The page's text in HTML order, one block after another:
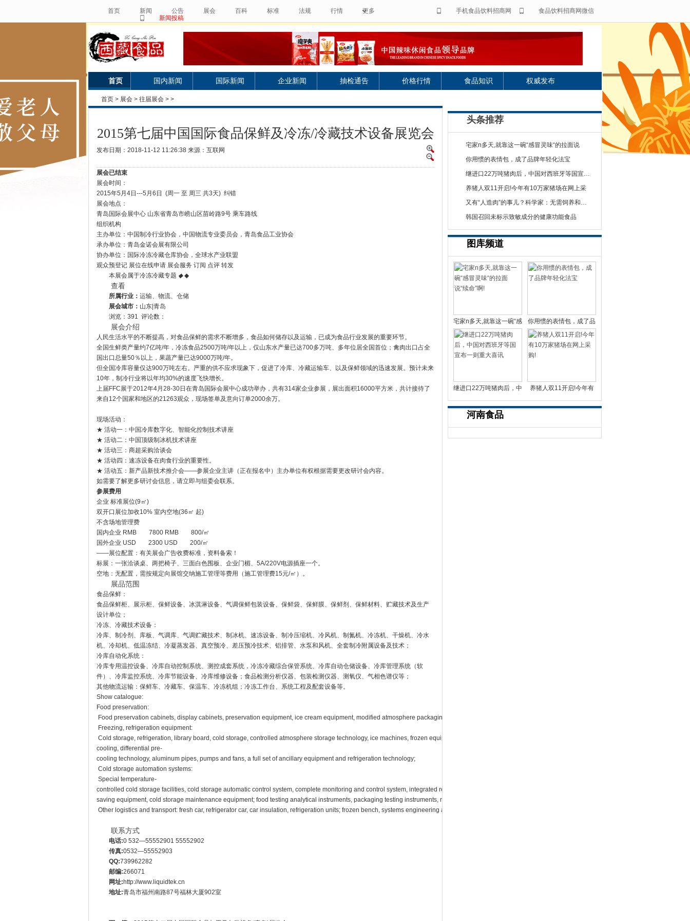
首页 新闻 公告 展会 百科 标准 法规 行情 更多 手机食品饮料招商网
食品饮料招商网微信
新闻投稿
首页 国内新闻 国际新闻 企业新闻 抽检通告 价格行情 食品知识 权威发布
首页 > 展会 > 往届展会 > >
2015第七届中国国际食品保鲜及冷冻/冷藏技术设备展览会
发布日期：2018-11-12 11:26:38 来源：互联网
展会已结束
展会时间：
2015年5月4日---5月6日 (周一 至 周三 共3天) 纠错
展会地点：
青岛国际会展中心 山东省青岛市崂山区苗岭路9号 乘车路线
组织机构
主办单位：中国制冷行业协会，中国物流专业委员会，青岛食品工业协会
承办单位：青岛金诺会展有限公司
协办单位：国际冷冻冷藏仓库协会，全球水产业联盟
观众预登记 展位在线申请 展会服务 订阅 点评 转发
本展会属于冷冻冷藏专题 ◆◆
查看
所属行业： 运输、物流、仓储
展会城市： 山东|青岛
浏览：391 评论数：
展会介绍
人民生活水平的不断提高，对食品保鲜的需求不断增多，食品如何储存以及运输，已成为食品行业发展的重要环节。
全国生鲜类产量约7亿吨/年，冷冻食品2500万吨/年以上，仅山东水产量已达700多万吨、多年位居全国首位；禽肉出口占全
国出口总量50％以上，果蔬产量已达9000万吨/年。
但全国冷库容量仅达900万吨左右。严重的供不应求现象下，促进了冷库、冷藏运输车、以及保鲜领域的迅速发展。预计未来
10年，制冷行业将以年均30%的速度飞快增长。
上届FFC展于2012年4月28-30日在青岛国际会展中心成功举办，共有314家企业参展，展出面积16000平方米，共计接待了
来自12个国家和地区的21263观众，现场签单及意向订单2000余万。
现场活动：
★ 活动一：中国冷库数字化、智能化控制技术讲座
★ 活动二：中国顶级制冰机技术讲座
★ 活动三：商超采购洽谈会
★ 活动四：速冻设备在肉食行业的重要性。
★ 活动五：新产品新技术推介会——参展企业主讲（正在报名中）主办单位有权根据需要更改研讨会内容。
如需要了解更多研讨会信息，请立即与组委会联系。
参展费用
企业 标准展位(9㎡)
双开口展位加收10% 室内空地(36㎡ 起)
不含场地管理费
国内企业 RMB 7800 RMB 800/㎡
国外企业 USD 2300 USD 200/㎡
——展位配置：有关展会广告收费标准，资料备索！
标展：一张洽谈桌、两把椅子、三面白色围板、企业门楣、5A/220V电源插座一个。
空地：无配置，需按规定向展馆交纳施工管理等费用（施工管理费15元/㎡）。
展品范围
食品保鲜：
食品保鲜柜、展示柜、保鲜设备、冰淇淋设备、气调保鲜包装设备、保鲜袋、保鲜膜、保鲜剂、保鲜材料、贮藏技术及生产
设计单位；
冷冻、冷藏技术设备：
冷库、制冷剂、库板、气调库、气调贮藏技术、制冰机、速冻设备、制冷压缩机、冷风机、制氮机、冷冻机、干燥机、冷水
机、冷却机、低温冻结、冷凝蒸发器、真空预冷、差压预冷技术、铝排管、水泵和风机、全套制冷附属设备及技术；
冷库自动化系统：
冷库专用温控设备、冷库自动控制系统、测控成套系统，冷冻冷藏综合保管系统、冷库自动仓储设备、冷库管理系统（软
件）、冷库监控系统、冷库节能设备、冷库维修设备；食品检测分析仪器、包装检测仪器、测氧仪、气相色谱仪等；
其他物流运输：保鲜车、冷藏车、保温车、冷冻机组；冷冻工作台、系统工程及配套设备等。
Show catalogue:
Food preservation:
Food preservation cabinets, display cabinets, preservation equipment, ice cream equipment, modified atmosphere packaging equipment, storage bags, plastic wrap, preservative, preservation materials, storage
Freezing, refrigeration equipment:
Cold storage, refrigeration, library board, cold storage, controlled atmosphere storage technology, ice machines, frozen equipment, refrigeration compressor, air cooler, nitrogen, freezers, dryers, chillers, cooling
cooling, differential pre-
cooling technology, aluminum pipes, pumps and fans, a full set of ancillary equipment and refrigeration technology;
Cold storage automation systems:
Special temperature-
controlled cold storage facilities, cold storage automatic control system, complete monitoring and control system, integrated refrigerated storage systems, automated storage and cold storage facilities, cold storage
saving equipment, cold storage maintenance equipment; food testing analytical instruments, packaging testing instruments, measuring oxygen analyzer, gas chromatography, etc.;
Other logistics and transport: fresh car, refrigerator car, car insulation, refrigeration units; frozen bench, systems engineering and related equipment.
联系方式
电话:0 532—55552901 55552902
传真:0532—55552903
QQ:739962282
邮编:266071
网址: http://www.liquidtek.cn
地址:青岛市福州南路87号福林大厦902室
头条推荐
宅家n多天,就靠这一碗“感冒灵味“的拉面说
你用惯的表情包，成了品牌年轻化法宝
继进口22万吨猪肉后，中国对西班牙等国宣布一
养猪人双11开启!今年有10万家猪场在网上采
又有“人造肉”的事儿？科学家：无需饲养和屠宰
韩国召回未标示致敏成分的健康功能食品
图库频道
宅家n多天,就靠这一碗“感
冒灵味“的拉面说
你用惯的表情包，成了品
牌年轻化法宝
继进口22万吨猪肉后，中
养猪人双11开启!今年有
河南食品